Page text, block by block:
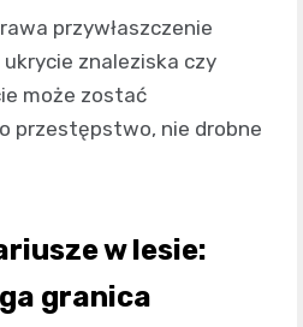
przywłaszczenie
znaleziska czy
może zostać
przestępstwo, nie drobne
w lesie:
granica